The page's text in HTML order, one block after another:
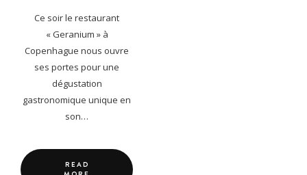
Ce soir le restaurant
« Geranium » à
Copenhague nous ouvre
ses portes pour une
dégustation
gastronomique unique en
son…
READ